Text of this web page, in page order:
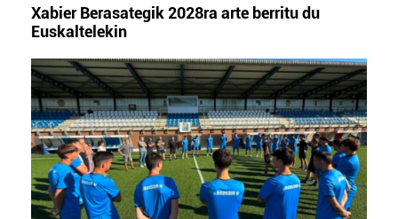
Xabier Berasategik 2028ra arte berritu du
Euskaltelekin